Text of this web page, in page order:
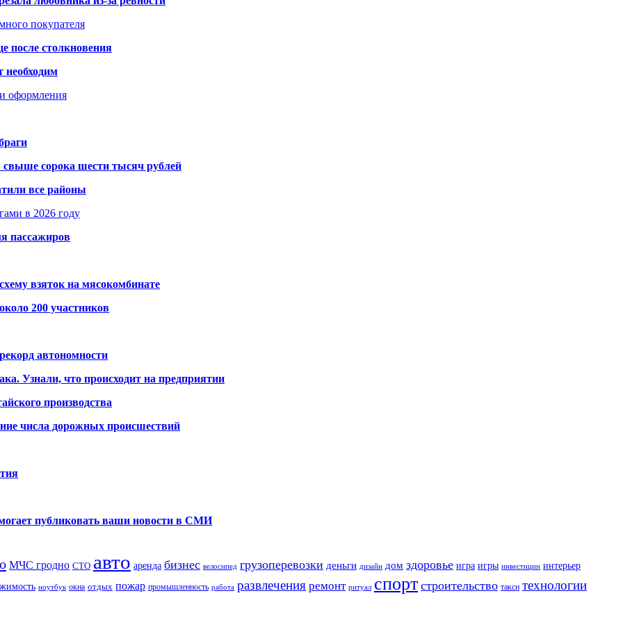
покупателя
после столкновения
необходим
оформления
сорока шести тысяч рублей
все районы
в 2026 году
пассажиров
взяток на мясокомбинате
200 участников
автономности
Узнали, что происходит на предприятии
производства
числа дорожных происшествий
публиковать ваши новости в СМИ
МЧС гродно СТО авто аренда бизнес велосипед грузоперевозки деньги дизайн дом здоровье игра игры инвестиции интерьер
ноутбук окна отдых пожар промышленность работа развлечения ремонт ритуал спорт строительство такси технологии